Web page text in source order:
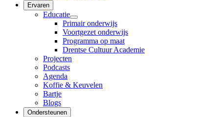
Ervaren
Educatie
Primair onderwijs
Voortgezet onderwijs
Programma op maat
Drentse Cultuur Academie
Projecten
Podcasts
Agenda
Koffie & Keuvelen
Bartje
Blogs
Ondersteunen